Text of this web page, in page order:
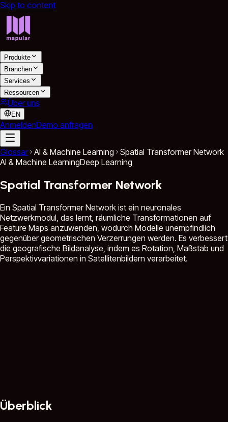
Skip to content
Produkte
Branchen
Services
Ressourcen
Über uns
EN
AnmeldenDemo anfragen
Glossar AI & Machine Learning
Spatial Transformer Network
AI & Machine LearningDeep Learning
Spatial Transformer Network
Ein Spatial Transformer Network ist ein neuronales
Netzwerkmodul, das lernt, räumliche Transformationen auf
Feature Maps anzuwenden, wodurch Modelle unempfindlich
gegenüber geometrischen Verzerrungen werden. Es verbessert
die geografische Bildanalyse, indem es Rotation, Maßstab und
Perspektivvariationen in Satellitenbildern verarbeitet.
Überblick